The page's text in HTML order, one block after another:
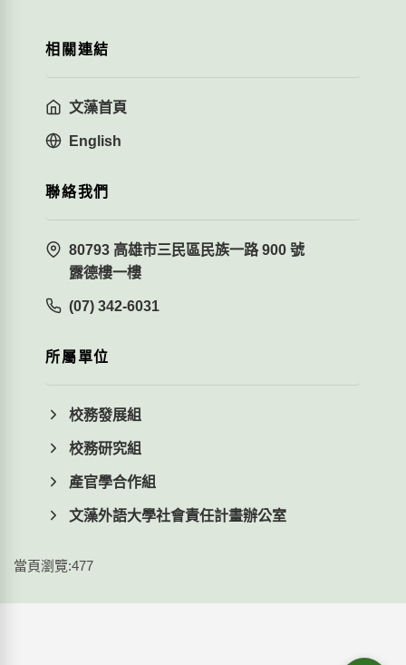
相關連結
文藻首頁
English
聯絡我們
80793 高雄市三民區民族一路 900 號
露德樓一樓
(07) 342-6031
所屬單位
校務發展組
校務研究組
產官學合作組
文藻外語大學社會責任計畫辦公室
當頁瀏覽:477